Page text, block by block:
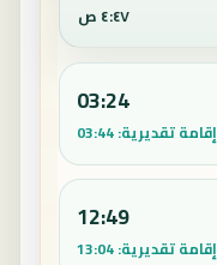
٤:٤٧ ص
03:24
إقامة تقديرية:03:44
12:49
إقامة تقديرية:13:04